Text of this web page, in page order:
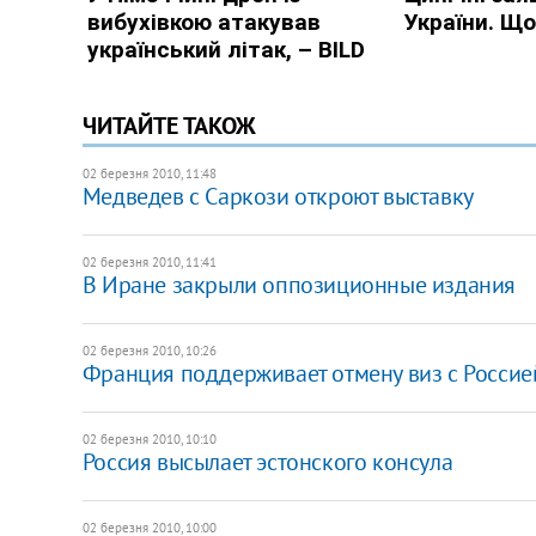
ЧИТАЙТЕ ТАКОЖ
02 березня 2010, 11:48
Медведев с Саркози откроют выставку
02 березня 2010, 11:41
В Иране закрыли оппозиционные издания
02 березня 2010, 10:26
Франция поддерживает отмену виз с
02 березня 2010, 10:10
Россия высылает эстонского консула
02 березня 2010, 10:00